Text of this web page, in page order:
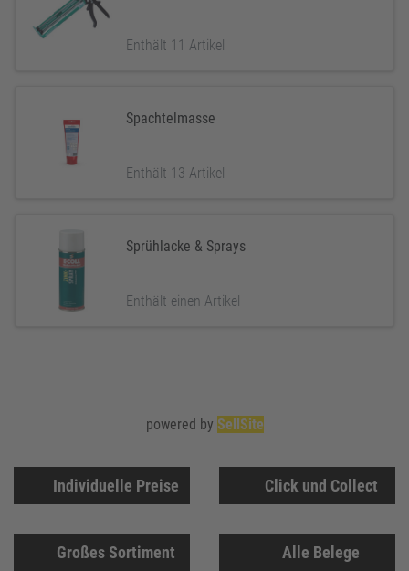
Enthält 11 Artikel
Spachtelmasse
Enthält 13 Artikel
Sprühlacke & Sprays
Enthält einen Artikel
Individuelle Preise Click und Collect
Großes Sortiment Alle Belege
powered by SellSite